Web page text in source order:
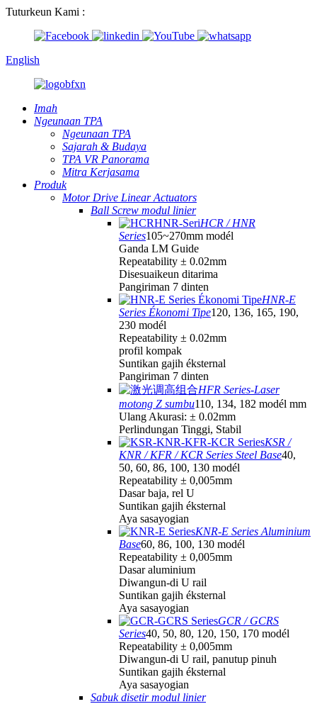
Tuturkeun Kami :
English
Imah
Ngeunaan TPA
Ngeunaan TPA
Sajarah & Budaya
TPA VR Panorama
Mitra Kerjasama
Produk
Motor Drive Linear Actuators
Ball Screw modul linier
HCR / HNR
Series105~270mm modél
Ganda LM Guide
Repeatability ± 0.02mm
Disesuaikeun ditarima
Pangiriman 7 dinten
HNR-E
Series Ékonomi Tipe120, 136, 165, 190,
230 modél
Repeatability ± 0.02mm
profil kompak
Suntikan gajih éksternal
Pangiriman 7 dinten
HFR Series-Laser
motong Z sumbu110, 134, 182 modél mm
Ulang Akurasi: ± 0.02mm
Perlindungan Tinggi, Stabil
KSR /
KNR / KFR / KCR Series Steel Base40,
50, 60, 86, 100, 130 modél
Repeatability ± 0,005mm
Dasar baja, rel U
Suntikan gajih éksternal
Aya sasayogian
KNR-E Series Aluminium
Base60, 86, 100, 130 modél
Repeatability ± 0,005mm
Dasar aluminium
Diwangun-di U rail
Suntikan gajih éksternal
Aya sasayogian
GCR / GCRS
Series40, 50, 80, 120, 150, 170 modél
Repeatability ± 0,005mm
Diwangun-di U rail, panutup pinuh
Suntikan gajih éksternal
Aya sasayogian
Sabuk disetir modul linier